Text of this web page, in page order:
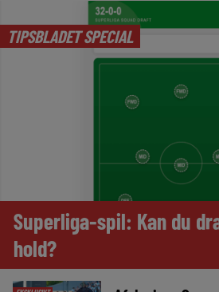
TIPSBLADET SPECIAL
Superliga-spil: Kan du
hold?